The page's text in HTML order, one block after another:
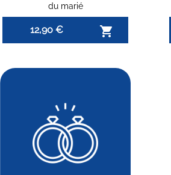
du marié
12,90 € 